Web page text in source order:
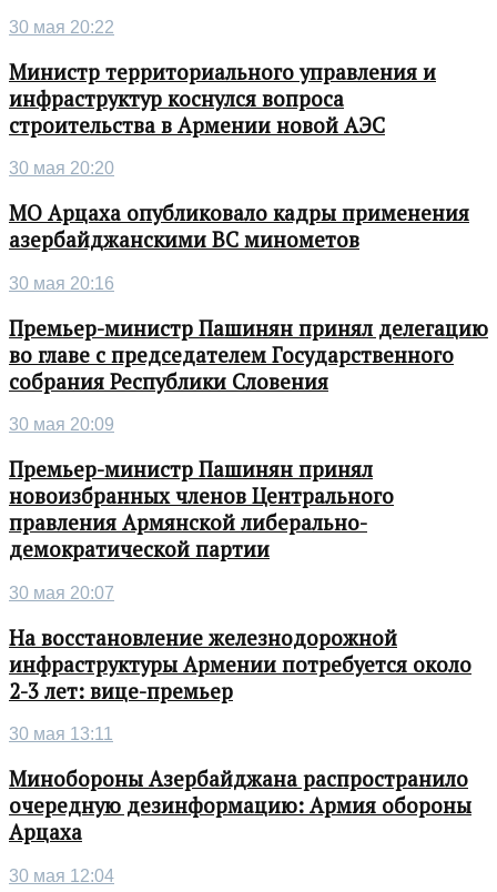
30 мая 20:22
Министр территориального управления и
инфраструктур коснулся вопроса
строительства в Армении новой АЭС
30 мая 20:20
МО Арцаха опубликовало кадры применения
азербайджанскими ВС минометов
30 мая 20:16
Премьер-министр Пашинян принял делегацию
во главе с председателем Государственного
собрания Республики Словения
30 мая 20:09
Премьер-министр Пашинян принял
новоизбранных членов Центрального
правления Армянской либерально-
демократической партии
30 мая 20:07
На восстановление железнодорожной
инфраструктуры Армении потребуется около
2-3 лет: вице-премьер
30 мая 13:11
Минобороны Азербайджана распространило
очередную дезинформацию: Армия обороны
Арцаха
30 мая 12:04